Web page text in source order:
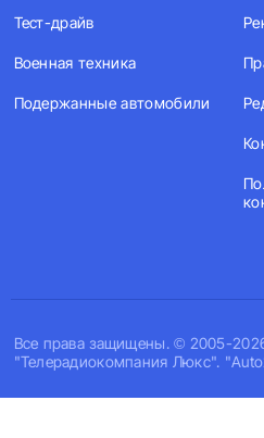
Все права защищены. © 2005-
"Телерадиокомпания Люкс".
Тест-драйв
Военная техника
Подержанные автомобили